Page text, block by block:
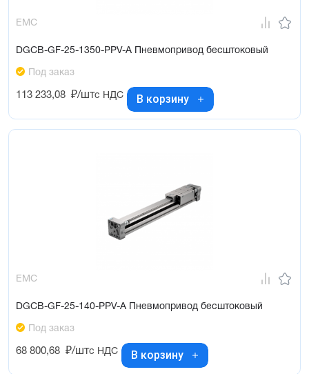
EMC
DGCB-GF-25-1350-PPV-A Пневмопривод бесштоковый
Под заказ
113 233,08 ₽/штс НДС В корзину
EMC
DGCB-GF-25-140-PPV-A Пневмопривод бесштоковый
Под заказ
68 800,68 ₽/штс НДС В корзину